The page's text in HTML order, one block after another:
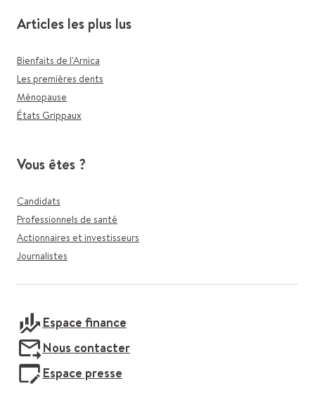
Articles les plus lus
Bienfaits de l'Arnica
Les premières dents
Ménopause
États Grippaux
Vous êtes ?
Candidats
Professionnels de santé
Actionnaires et investisseurs
Journalistes
Espace finance
Nous contacter
Espace presse